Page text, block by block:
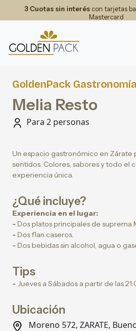
3 Cuotas sin interéscon tarjetas
Mastercard
GoldenPack Gastronomía
Melia Resto
Para 2 personas
Un espacio gastronómico en Zárate
sentidos. Colores, sabores y todo el
experiencia única.
¿Qué incluye?
Experiencia en el lugar:
- Dos platos principales de suprema
- Dos flan caseros.
- Dos bebidas sin alcohol, agua o
Tips
- Jueves a Sábados a partir de las
Ubicación
Moreno 572, ZARATE,